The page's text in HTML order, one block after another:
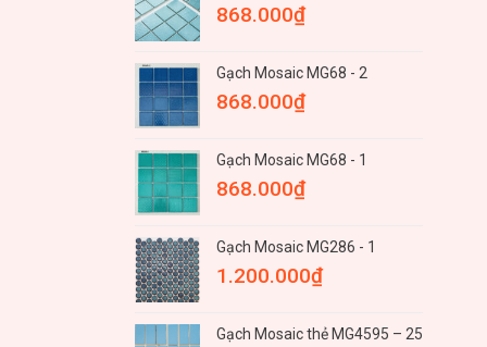
868.000₫
Gạch Mosaic MG68 - 2
868.000₫
Gạch Mosaic MG68 - 1
868.000₫
Gạch Mosaic MG286 - 1
1.200.000₫
Gạch Mosaic thẻ MG4595 – 25